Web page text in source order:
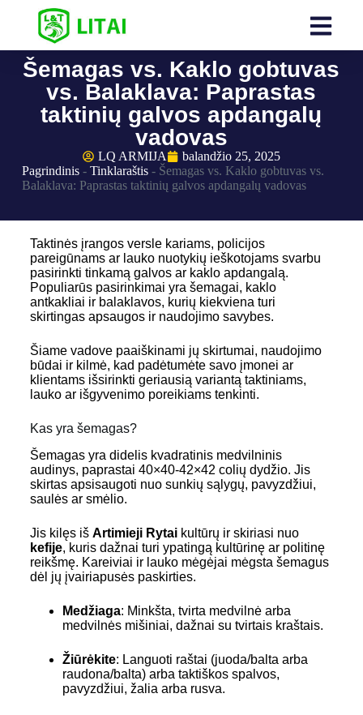
Šemagas vs. Kaklo gobtuvas
vs. Balaklava: Paprastas
taktinių galvos apdangalų
vadovas
LQ ARMIJA
balandžio 25, 2025
Pagrindinis- Tinklaraštis- Šemagas vs. Kaklo gobtuvas vs.
Balaklava: Paprastas taktinių galvos apdangalų vadovas
Taktinės įrangos versle kariams, policijos
pareigūnams ar lauko nuotykių ieškotojams svarbu
pasirinkti tinkamą galvos ar kaklo apdangalą.
Populiarūs pasirinkimai yra šemagai, kaklo
antkakliai ir balaklavos, kurių kiekviena turi
skirtingas apsaugos ir naudojimo savybes.
Šiame vadove paaiškinami jų skirtumai, naudojimo
būdai ir kilmė, kad padėtumėte savo įmonei ar
klientams išsirinkti geriausią variantą taktiniams,
lauko ar išgyvenimo poreikiams tenkinti.
Kas yra šemagas?
Šemagas yra didelis kvadratinis medvilninis
audinys, paprastai 40×40-42×42 colių dydžio. Jis
skirtas apsisaugoti nuo sunkių sąlygų, pavyzdžiui,
saulės ar smėlio.
Jis kilęs iš Artimieji Rytaikultūrų ir skiriasi nuo
kefije, kuris dažnai turi ypatingą kultūrinę ar politinę
reikšmę. Kareiviai ir lauko mėgėjai mėgsta šemagus
dėl jų įvairiapusės paskirties.
Medžiaga: Minkšta, tvirta medvilnė arba
medvilnės mišiniai, dažnai su tvirtais kraštais.
Žiūrėkite: Languoti raštai (juoda/balta arba
raudona/balta) arba taktiškos spalvos,
pavyzdžiui, žalia arba rusva.